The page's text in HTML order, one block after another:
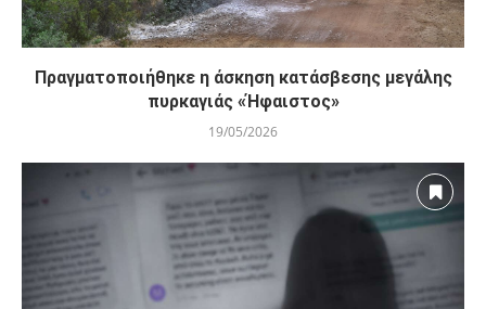
Πραγματοποιήθηκε η άσκηση κατάσβεσης μεγάλης
πυρκαγιάς «Ήφαιστος»
19/05/2026